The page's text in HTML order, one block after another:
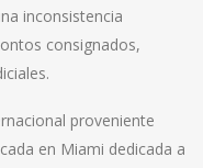
inconsistencia
consignados,
proveniente
en Miami dedicada a